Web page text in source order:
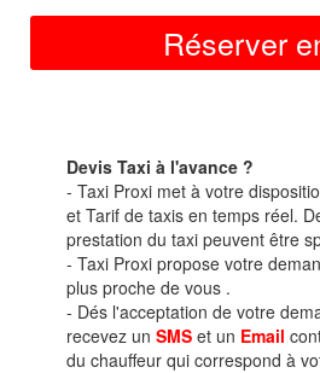
Réserver
Devis Taxi à l'avance ?
- Taxi Proxi met à votre
et Tarif de taxis en temps réel.
prestation du taxi peuvent être
- Taxi Proxi propose votre
plus proche de vous .
- Dés l'acceptation de votre
recevez un SMS et un Email
du chauffeur qui correspond à